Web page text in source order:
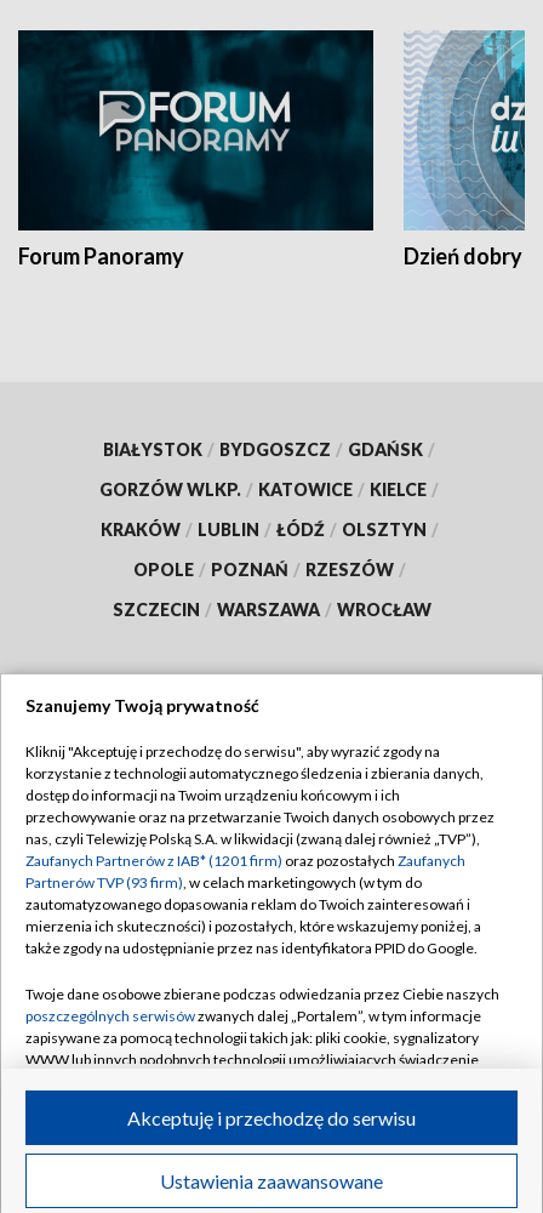
Forum Panoramy Dzień dobry
BIAŁYSTOK / BYDGOSZCZ / GDAŃSK /
GORZÓW WLKP. / KATOWICE / KIELCE /
KRAKÓW / LUBLIN / ŁÓDŹ / OLSZTYN /
OPOLE / POZNAŃ / RZESZÓW /
SZCZECIN / WARSZAWA / WROCŁAW
TVP
Abonament TVP
Emisja w TVP
Centrum informacji TVP
Naziemna Telewizja Cyfrowa
Rada Programowa
System NOS
Informacje o nadawcy
Program dla prasy
Ogłoszenie przetargowe
Regulamin TVP
Polityka prywatności
Moje zgody
Pomoc
Kontakt
Kanały
©2026 Telewizja Polska S.A. w likwidacji
Szanujemy Twoją prywatność
Kliknij "Akceptuję i przechodzę do serwisu", aby wyrazić zgody na
korzystanie z technologii automatycznego śledzenia i zbierania danych,
dostęp do informacji na Twoim urządzeniu końcowym i ich
przechowywanie oraz na przetwarzanie Twoich danych osobowych przez
nas, czyli Telewizję Polską S.A. w likwidacji (zwaną dalej również „TVP”),
Zaufanych Partnerów z IAB* (1201 firm) oraz pozostałych Zaufanych
Partnerów TVP (93 firm), w celach marketingowych (w tym do
zautomatyzowanego dopasowania reklam do Twoich zainteresowań i
mierzenia ich skuteczności) i pozostałych, które wskazujemy poniżej, a
także zgody na udostępnianie przez nas identyfikatora PPID do Google.
Twoje dane osobowe zbierane podczas odwiedzania przez Ciebie naszych
poszczególnych serwisówzwanych dalej „Portalem”, w tym informacje
zapisywane za pomocą technologii takich jak: pliki cookie, sygnalizatory
WWW lub innych podobnych technologii umożliwiających świadczenie
ruchu w Internecie.
Twoje dane osobowe zbierane podczas odwiedzania przez Ciebie
poszczególnych serwisówna Portalu, takie jak adresy IP, identyfikatory
Ustawienia zaawansowane
Akceptuję i przechodzę do serwisu